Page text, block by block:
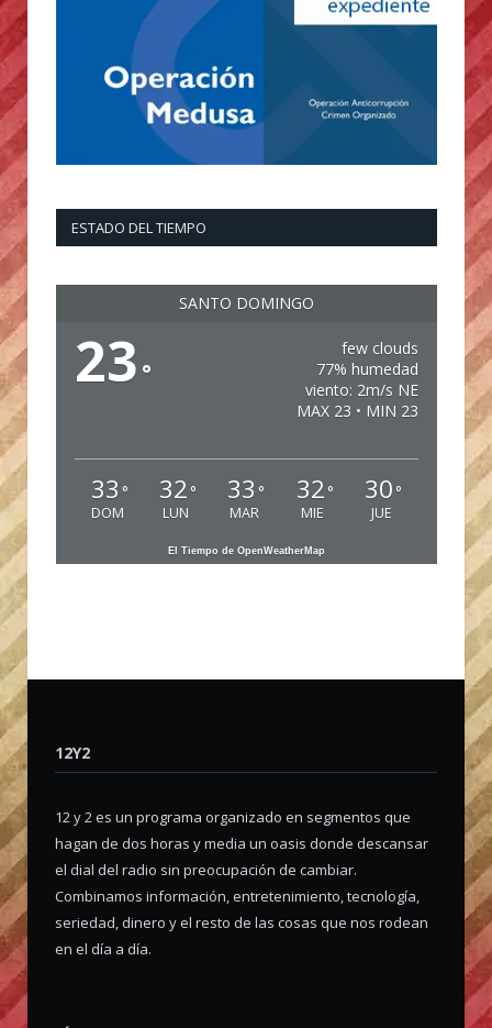
ESTADO DEL TIEMPO
SANTO DOMINGO
23 °
few clouds
77% humedad
viento: 2m/s NE
MAX 23 • MIN 23
33 °
DOM
32 °
LUN
33 °
MAR
32 °
MIE
30 °
JUE
El Tiempo de OpenWeatherMap
12Y2
12 y 2 es un programa organizado en segmentos que
hagan de dos horas y media un oasis donde descansar
el dial del radio sin preocupación de cambiar.
Combinamos información, entretenimiento, tecnología,
seriedad, dinero y el resto de las cosas que nos rodean
en el día a día.